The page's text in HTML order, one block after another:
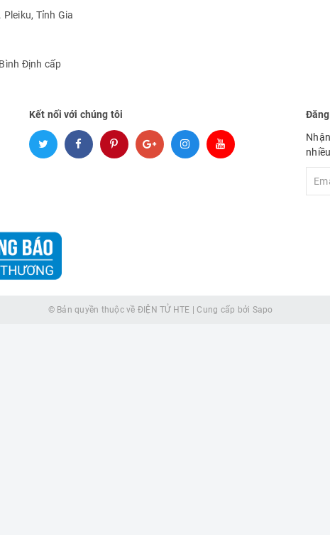
Tỉnh Gia
Định cấp
Kết nối với chúng tôi
© Bản quyền thuộc về ĐIỆN TỬ HTE Cung cấp bởi Sapo